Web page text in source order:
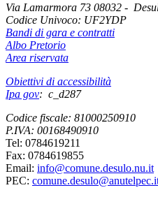
Via Lamarmora 73 08032 -
Codice Univoco: UF2YDP
Bandi di gara e contratti
Albo Pretorio
Area riservata
Obiettivi di accessibilità
Ipa gov: c_d287
Codice fiscale: 81000250910
P.IVA: 00168490910
Tel: 0784619211
Fax: 0784619855
Email: info@comune.desulo.nu.it
PEC: